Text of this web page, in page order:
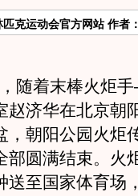
克运动会官方网站 作者
随着末棒火炬
赵济华在北京朝
，朝阳公园火炬
部圆满结束。火
送至国家体育场